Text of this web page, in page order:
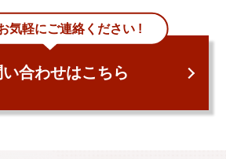
気軽にご連絡ください !
い合わせはこちら